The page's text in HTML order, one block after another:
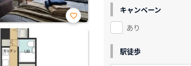
お気
キャンペーン
あり
駅徒歩